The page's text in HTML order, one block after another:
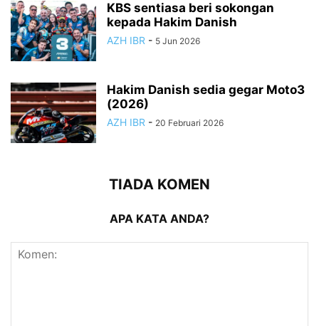
KBS sentiasa beri sokongan
kepada Hakim Danish
AZH IBR - 5 Jun 2026
Hakim Danish sedia gegar Moto3
(2026)
AZH IBR - 20 Februari 2026
TIADA KOMEN
APA KATA ANDA?